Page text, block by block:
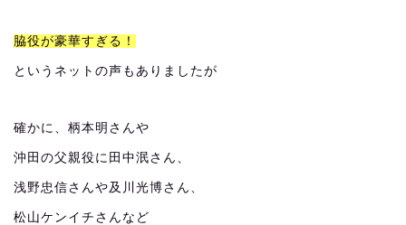
脇役が豪華すぎる！
というネットの声もありましたが
確かに、柄本明さんや
沖田の父親役に田中泯さん、
浅野忠信さんや及川光博さん、
松山ケンイチさんなど